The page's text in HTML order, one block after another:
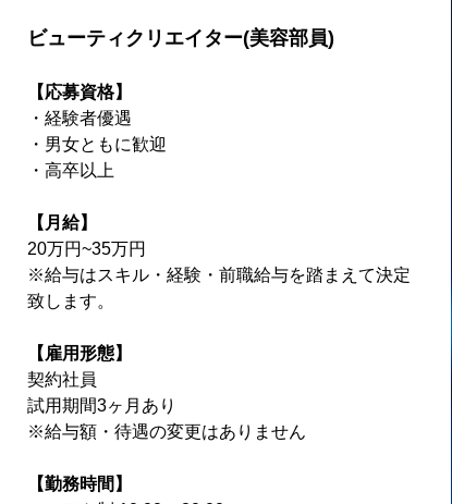
ビューティクリエイター(美容部員)
【応募資格】
・経験者優遇
・男女ともに歓迎
・高卒以上
【月給】
20万円~35万円
※給与はスキル・経験・前職給与を踏まえて決定
致します。
【雇用形態】
契約社員
試用期間3ヶ月あり
※給与額・待遇の変更はありません
【勤務時間】